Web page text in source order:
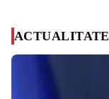
ACTUALITATE